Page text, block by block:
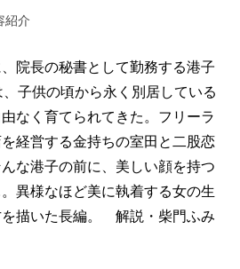
紹介
院長の秘書として勤務する港子
子供の頃から永く別居している
なく育てられてきた。フリーラ
経営する金持ちの室田と二股恋
な港子の前に、美しい顔を持つ
異様なほど美に執着する女の生
描いた長編。 解説・柴門ふみ